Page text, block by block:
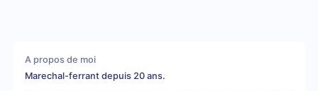
A propos de moi
Marechal-ferrant depuis 20 ans.